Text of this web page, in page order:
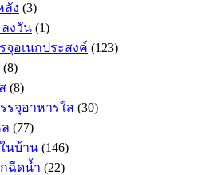
ลัง (3)
งวัน (1)
อเนกประสงค์ (123)
(8)
(8)
รจุอาหารใส (30)
(77)
นบ้าน (146)
ฉีดน้ำ (22)